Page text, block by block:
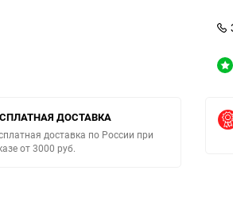
ДОСТАВКА
доставка по России при
от 3000 руб.